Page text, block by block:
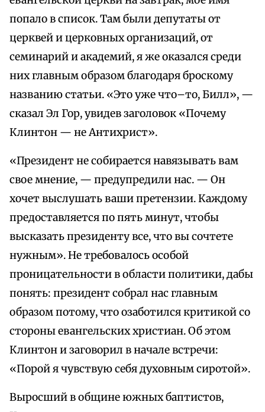
попало в список. Там были депутаты от
церквей и церковных организаций, от
семинарий и академий, я же оказался среди
них главным образом благодаря броскому
названию статьи. «Это уже что–то, Билл», —
сказал Эл Гор, увидев заголовок «Почему
Клинтон — не Антихрист».
«Президент не собирается навязывать вам
свое мнение, — предупредили нас. — Он
хочет выслушать ваши претензии. Каждому
предоставляется по пять минут, чтобы
высказать президенту все, что вы сочтете
нужным». Не требовалось особой
проницательности в области политики, дабы
понять: президент собрал нас главным
образом потому, что озаботился критикой со
стороны евангельских христиан. Об этом
Клинтон и заговорил в начале встречи:
«Порой я чувствую себя духовным сиротой».
Выросший в общине южных баптистов,